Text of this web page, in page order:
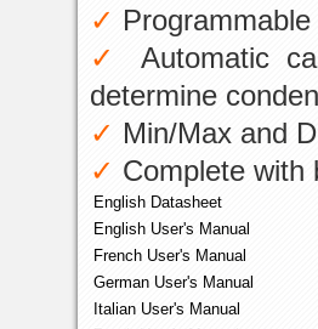
Automatic
determine
Min/Max and
Complete with
English Datasheet
English User's Manual
French User's Manual
German User's Manual
Italian User's Manual